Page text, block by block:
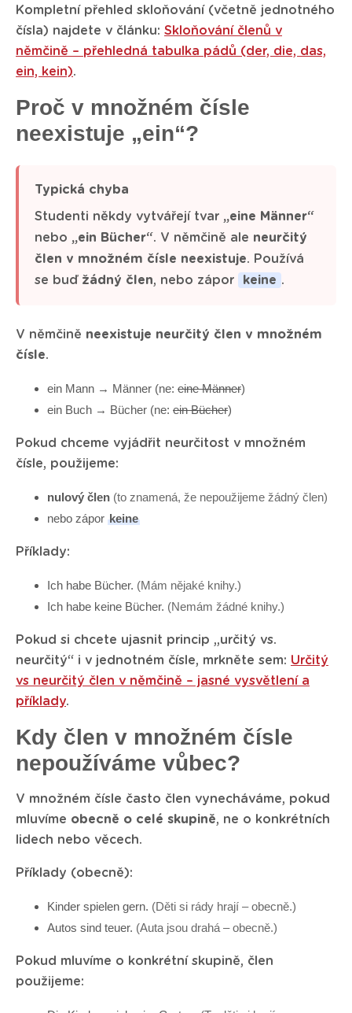
Kompletní přehled skloňování (včetně jednotného
čísla) najdete v článku: Skloňování členů v
němčině – přehledná tabulka pádů (der, die, das,
ein, kein).
Proč v množném čísle
neexistuje „ein“?
Typická chyba
Studenti někdy vytvářejí tvar „eine Männer“
nebo „ein Bücher“. V němčině ale neurčitý
člen v množném čísle neexistuje. Používá
se buď žádný člen, nebo zápor keine .
V němčině neexistuje neurčitý člen v množném
čísle.
ein Mann → Männer (ne: eine Männer)
ein Buch → Bücher (ne: ein Bücher)
Pokud chceme vyjádřit neurčitost v množném
čísle, použijeme:
nulový člen (to znamená, že nepoužijeme žádný člen)
nebo zápor keine
Příklady:
Ich habe Bücher. (Mám nějaké knihy.)
Ich habe keine Bücher. (Nemám žádné knihy.)
Pokud si chcete ujasnit princip „určitý vs.
neurčitý“ i v jednotném čísle, mrkněte sem: Určitý
vs neurčitý člen v němčině – jasné vysvětlení a
příklady.
Kdy člen v množném čísle
nepoužíváme vůbec?
V množném čísle často člen vynecháváme, pokud
mluvíme obecně o celé skupině, ne o konkrétních
lidech nebo věcech.
Příklady (obecně):
Kinder spielen gern. (Děti si rády hrají – obecně.)
Autos sind teuer. (Auta jsou drahá – obecně.)
Pokud mluvíme o konkrétní skupině, člen
použijeme: